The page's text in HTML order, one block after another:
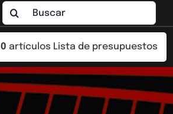
Buscar:
0 artículos Lista de presupuestos